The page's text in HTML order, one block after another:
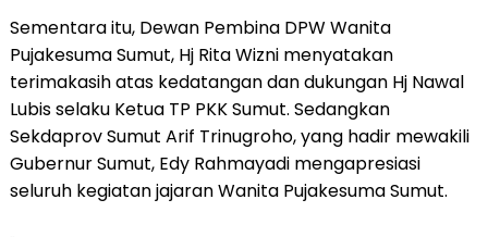
Sementara itu, Dewan Pembina DPW Wanita
Pujakesuma Sumut, Hj Rita Wizni menyatakan
terimakasih atas kedatangan dan dukungan Hj Nawal
Lubis selaku Ketua TP PKK Sumut. Sedangkan
Sekdaprov Sumut Arif Trinugroho, yang hadir mewakili
Gubernur Sumut, Edy Rahmayadi mengapresiasi
seluruh kegiatan jajaran Wanita Pujakesuma Sumut.